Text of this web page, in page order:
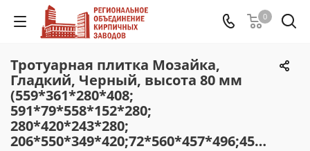
0
Тротуарная плитка Мозайка,
Гладкий, Черный, высота 80 мм
(559*361*280*408;
591*79*558*152*280;
280*420*243*280;
206*550*349*420;72*560*457*496;457*560*280*496)